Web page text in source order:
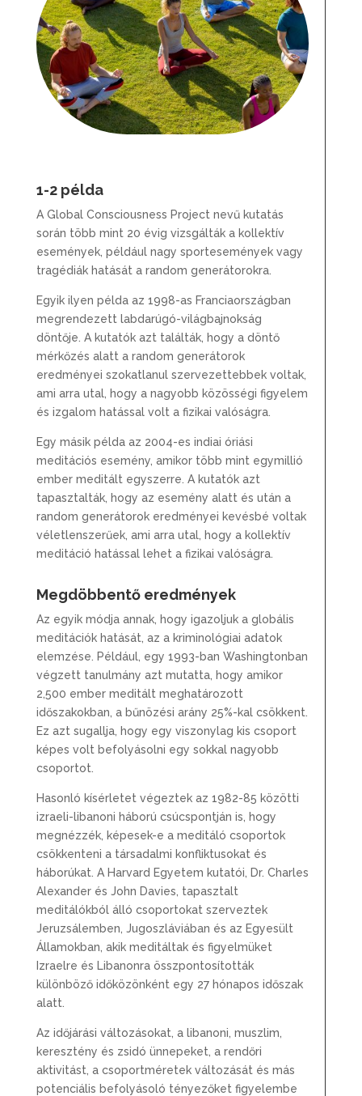
1-2 példa
A Global Consciousness Project nevű kutatás
során több mint 20 évig vizsgálták a kollektív
események, például nagy sportesemények vagy
tragédiák hatását a random generátorokra.
Egyik ilyen példa az 1998-as Franciaországban
megrendezett labdarúgó-világbajnokság
döntője. A kutatók azt találták, hogy a döntő
mérkőzés alatt a random generátorok
eredményei szokatlanul szervezettebbek voltak,
ami arra utal, hogy a nagyobb közösségi figyelem
és izgalom hatással volt a fizikai valóságra.
Egy másik példa az 2004-es indiai óriási
meditációs esemény, amikor több mint egymillió
ember meditált egyszerre. A kutatók azt
tapasztalták, hogy az esemény alatt és után a
random generátorok eredményei kevésbé voltak
véletlenszerűek, ami arra utal, hogy a kollektív
meditáció hatással lehet a fizikai valóságra.
Megdöbbentő eredmények
Az egyik módja annak, hogy igazoljuk a globális
meditációk hatását, az a kriminológiai adatok
elemzése. Például, egy 1993-ban Washingtonban
végzett tanulmány azt mutatta, hogy amikor
2,500 ember meditált meghatározott
időszakokban, a bűnözési arány 25%-kal csökkent.
Ez azt sugallja, hogy egy viszonylag kis csoport
képes volt befolyásolni egy sokkal nagyobb
csoportot.
Hasonló kísérletet végeztek az 1982-85 közötti
izraeli-libanoni háború csúcspontján is, hogy
megnézzék, képesek-e a meditáló csoportok
csökkenteni a társadalmi konfliktusokat és
háborúkat. A Harvard Egyetem kutatói, Dr. Charles
Alexander és John Davies, tapasztalt
meditálókból álló csoportokat szerveztek
Jeruzsálemben, Jugoszláviában és az Egyesült
Államokban, akik meditáltak és figyelmüket
Izraelre és Libanonra összpontosították
különböző időközönként egy 27 hónapos időszak
alatt.
Az időjárási változásokat, a libanoni, muszlim,
keresztény és zsidó ünnepeket, a rendőri
aktivitást, a csoportméretek változását és más
potenciális befolyásoló tényezőket figyelembe